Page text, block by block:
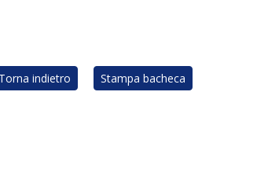
Torna indietro Stampa bacheca